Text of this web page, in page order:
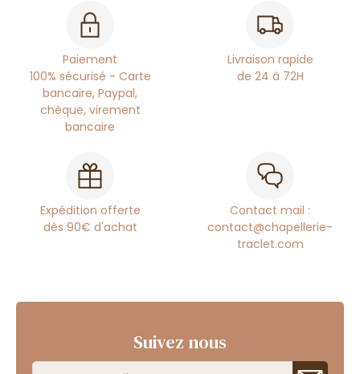
Paiement
100% sécurisé - Carte
bancaire, Paypal,
chèque, virement
bancaire
Livraison rapide
de 24 à 72H
Expédition offerte
dès 90€ d'achat
Contact mail :
contact@chapellerie-
traclet.com
Suivez nous